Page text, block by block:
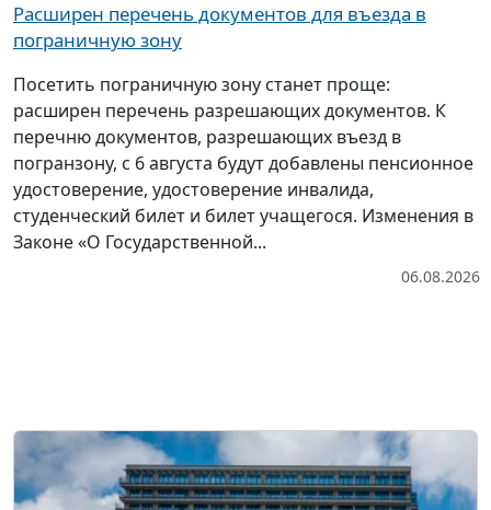
Расширен перечень документов для въезда в
пограничную зону
Посетить пограничную зону станет проще:
расширен перечень разрешающих документов. К
перечню документов, разрешающих въезд в
погранзону, с 6 августа будут добавлены пенсионное
удостоверение, удостоверение инвалида,
студенческий билет и билет учащегося. Изменения в
Законе «О Государственной...
06.08.2026